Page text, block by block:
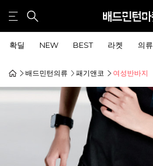
확딜 NEW BEST 라켓 의류
배드민턴의류 패기앤코 여성반바지